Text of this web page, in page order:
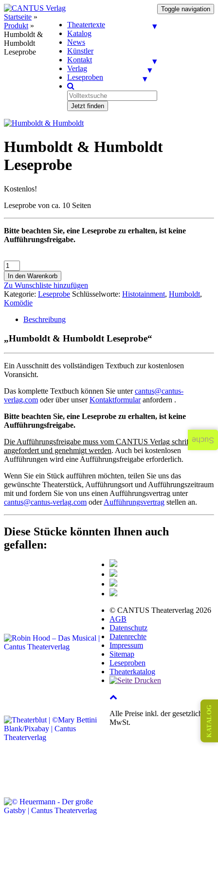
Toggle navigation
Theatertexte
Katalog
News
Künstler
Kontakt
Verlag
Leseproben
Jetzt finden
Startseite »
Produkt »
Humboldt &
Humboldt
Leseprobe
Humboldt & Humboldt
Leseprobe
Kostenlos!
Leseprobe von ca. 10 Seiten
Bitte beachten Sie, eine Leseprobe zu erhalten, ist keine
Aufführungsfreigabe.
In den Warenkorb
Zu Wunschliste hinzufügen
Kategorie: Leseprobe Schlüsselworte: Histotainment, Humboldt,
Komödie
Beschreibung
„Humboldt & Humboldt Leseprobe“
Ein Ausschnitt des vollständigen Textbuch zur kostenlosen
Voransicht.
Das komplette Textbuch können Sie untercantus@cantus-
verlag.com oder über unserKontaktformularanfordern .
Bitte beachten Sie, eine Leseprobe zu erhalten, ist keine
Aufführungsfreigabe.
Die Aufführungsfreigabe muss vom CANTUS Verlag schriftlich
angefordert und genehmigt werden. Auch bei kostenlosen
Aufführungen wird eine Aufführungsfreigabe erforderlich.
Wenn Sie ein Stück aufführen möchten, teilen Sie uns das
gewünschte Theaterstück, Aufführungsort und Aufführungszeitraum
mit und fordern Sie von uns einen Aufführungsvertrag unter
cantus@cantus-verlag.com oderAufführungsvertrag stellen an.
Diese Stücke könnten Ihnen auch
gefallen:
© CANTUS Theaterverlag 2026
AGB
Datenschutz
Datenrechte
Impressum
Sitemap
Leseproben
Theaterkatalog
Alle Preise inkl. der gesetzlichen
MwSt.
KATALOG
Suche